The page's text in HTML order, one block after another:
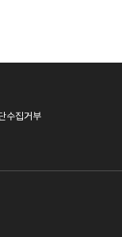
수집거부